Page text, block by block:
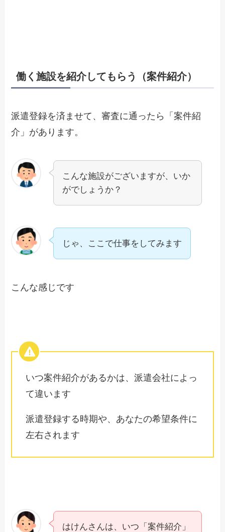
働く施設を紹介してもらう（案件紹介）
派遣登録を済ませて、審査に通ったら「案件紹
介」があります。
こんな施設がございますが、いか
がでしょうか？
じゃ、ここで仕事をしてみます
こんな感じです
いつ案件紹介があるかは、派遣会社によっ
て違います
派遣登録する時期や、あなたの希望条件に
左右されます
はけんさんは、いつ「案件紹介」